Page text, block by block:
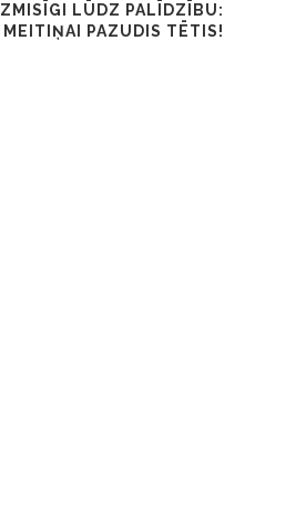
IZMISĪGI LŪDZ PALĪDZĪBU:
MEITIŅAI PAZUDIS TĒTIS!